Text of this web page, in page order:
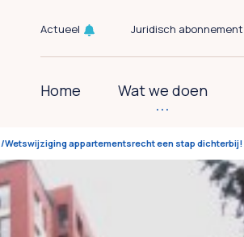
Actueel Juridisch abonnement
Home Wat we doen
/Wetswijziging appartementsrecht een stap dichterbij!